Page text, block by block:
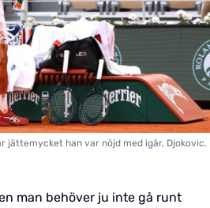
jättemycket han var nöjd med igår, Djokovic.
man behöver ju inte gå runt